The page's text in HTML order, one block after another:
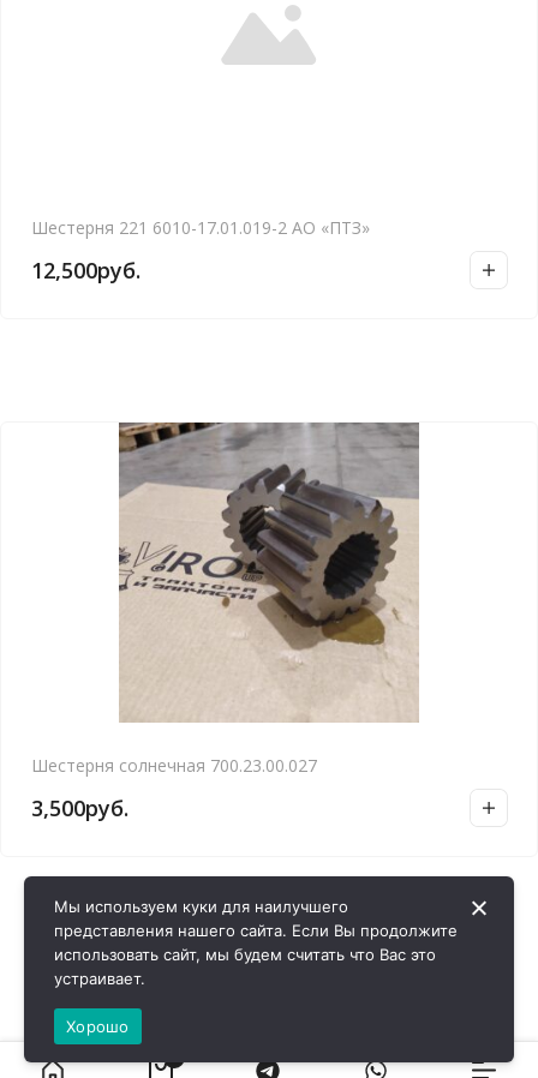
Шестерня 221 6010-17.01.019-2 АО «ПТЗ»
12,500руб.
Шестерня солнечная 700.23.00.027
3,500руб.
Мы используем куки для наилучшего
представления нашего сайта. Если Вы продолжите
использовать сайт, мы будем считать что Вас это
устраивает.
Хорошо